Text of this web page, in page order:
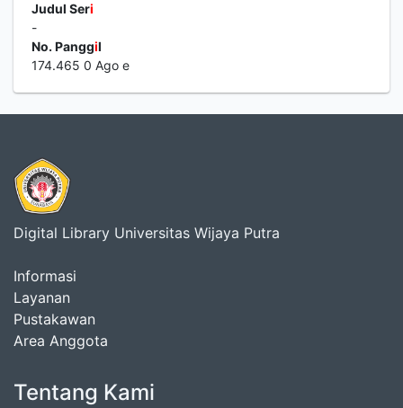
Judul Seri
-
No. Panggil
174.465 0 Ago e
Digital Library Universitas Wijaya Putra
Informasi
Layanan
Pustakawan
Area Anggota
Tentang Kami